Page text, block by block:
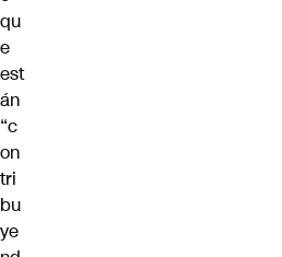
qu
e
est
án
“c
on
tri
bu
ye